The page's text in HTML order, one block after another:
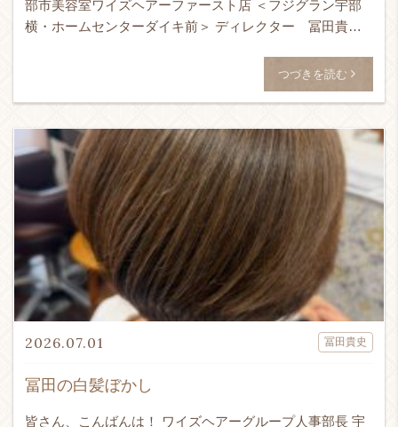
部市美容室ワイズヘアーファースト店 ＜フジグラン宇部
横・ホームセンターダイキ前＞ ディレクター 冨田貴史
つづきを読む
冨田の白髪ぼかし
2026.07.01 冨田貴史
皆さん、こんばんは！ ワイズヘアーグループ人事部長 宇